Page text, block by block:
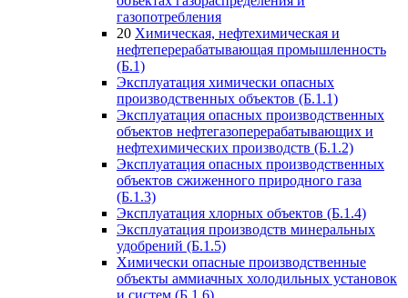
газопотребления
20 Химическая, нефтехимическая и
нефтеперерабатывающая промышленность
(Б.1)
Эксплуатация химически опасных
производственных объектов (Б.1.1)
Эксплуатация опасных производственных
объектов нефтегазоперерабатывающих и
нефтехимических производств (Б.1.2)
Эксплуатация опасных производственных
объектов сжиженного природного газа
(Б.1.3)
Эксплуатация хлорных объектов (Б.1.4)
Эксплуатация производств минеральных
удобрений (Б.1.5)
Химически опасные производственные
объекты аммиачных холодильных установок
и систем (Б.1.6)